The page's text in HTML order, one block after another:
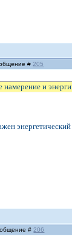
# 205
и
# 206